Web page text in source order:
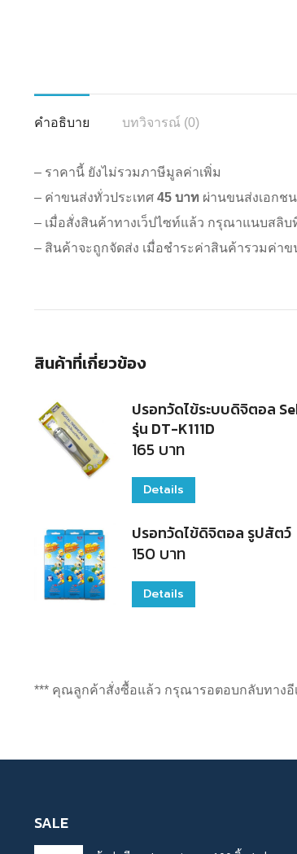
คำอธิบาย บทวิจารณ์ (0)
– ราคานี้ ยังไม่รวมภาษีมูลค่าเพิ่ม
– ค่าขนส่งทั่วประเทศ 45 บาท ผ่านขนส่งเอกชน
– เมื่อสั่งสินค้าทางเว็ปไซท์แล้ว กรุณาแนบสลิบ
– สินค้าจะถูกจัดส่ง เมื่อชำระค่าสินค้ารวมค่าข
สินค้าที่เกี่ยวข้อง
ปรอทวัดไข้ระบบดิจิตอล
รุ่น DT-K111D
165 บาท
Details
ปรอทวัดไข้ดิจิตอล รูปสัตว์
150 บาท
Details
variants.
*** คุณลูกค้าสั่งซื้อแล้ว กรุณารอตอบกลับทาง
SALE